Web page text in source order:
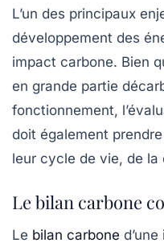
L’un des principaux
développement des
impact carbone. Bien
en grande partie
fonctionnement,
doit également
leur cycle de vie, de
Le bilan carbone
Le bilan carbone